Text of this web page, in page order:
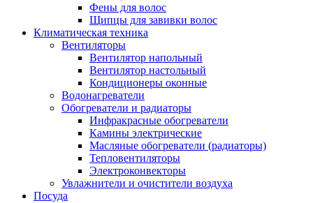
Фены для волос
Щипцы для завивки волос
Климатическая техника
Вентиляторы
Вентилятор напольный
Вентилятор настольный
Кондиционеры оконные
Водонагреватели
Обогреватели и радиаторы
Инфракрасные обогреватели
Камины электрические
Масляные обогреватели (радиаторы)
Тепловентиляторы
Электроконвекторы
Увлажнители и очистители воздуха
Посуда